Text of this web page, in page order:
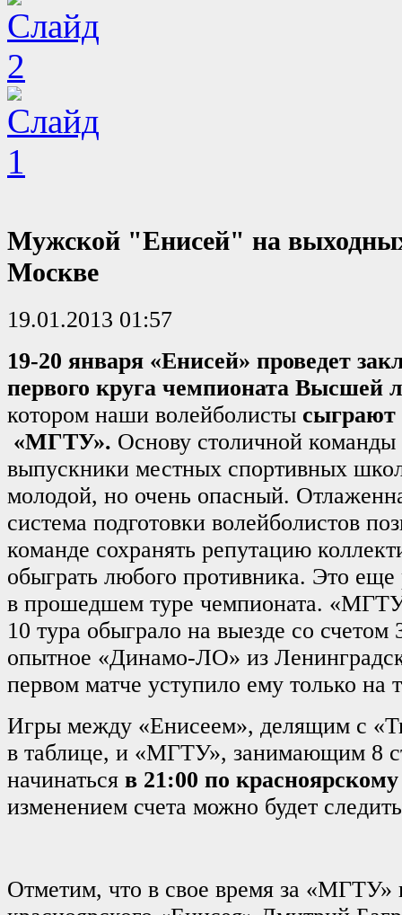
Мужской "Енисей" на
Москве
19.01.2013 01:57
19-20 января «Енисей» проведет
первого круга чемпионата Высшей
котором наши волейболисты сыграют
«МГТУ». Основу столичной команды
выпускники местных спортивных
молодой, но очень опасный.
система подготовки волейболистов
команде сохранять репутацию
обыграть любого противника. Это еще
в прошедшем туре чемпионата.
10 тура обыграло на выезде со счетом
опытное «Динамо-ЛО» из
первом матче уступило ему только на
Игры между «Енисеем», делящим с
в таблице, и «МГТУ», занимающим 8
начинаться в 21:00 по
изменением счета можно будет
Отметим, что в свое время за «МГТУ»